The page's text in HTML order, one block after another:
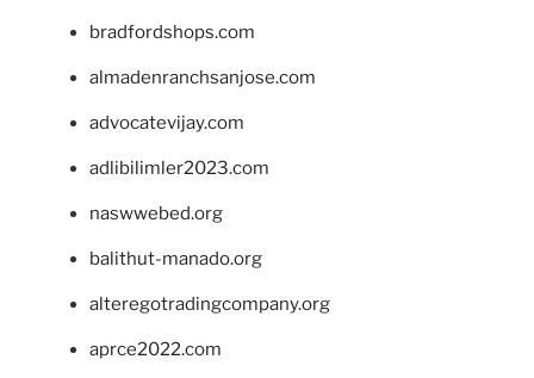
bradfordshops.com
almadenranchsanjose.com
advocatevijay.com
adlibilimler2023.com
naswwebed.org
balithut-manado.org
alteregotradingcompany.org
aprce2022.com